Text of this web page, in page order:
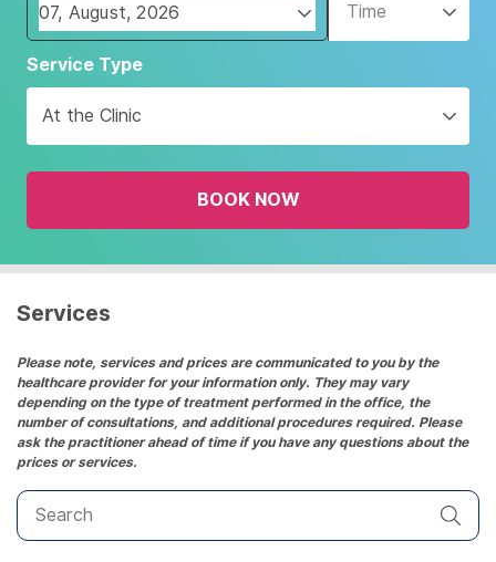
Navigate
forward
interact
with
the
and
date.
the
question
mark
key
to
get
the
keyboard
Time
Service Type
At the Clinic
BOOK NOW
Services
Please note, services and prices are communicated to you by the
healthcare provider for your information only. They may vary
depending on the type of treatment performed in the office, the
number of consultations, and additional procedures required. Please
ask the practitioner ahead of time if you have any questions about the
prices or services.